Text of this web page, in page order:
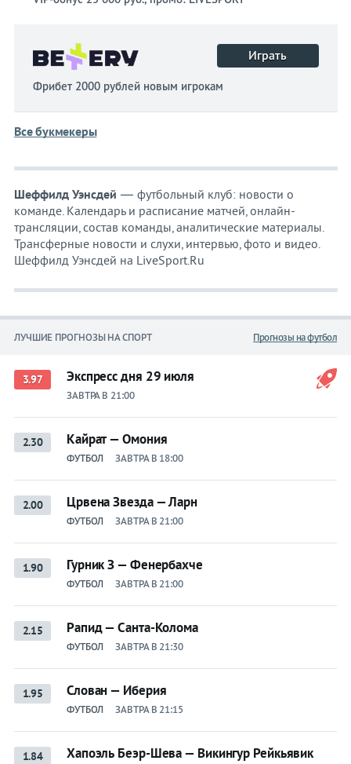
Играть
Фрибет 2000 рублей новым игрокам
Все букмекеры
Шеффилд Уэнсдей — футбольный клуб: новости о
команде. Календарь и расписание матчей, онлайн-
трансляции, состав команды, аналитические материалы.
Трансферные новости и слухи, интервью, фото и видео.
Шеффилд Уэнсдей на LiveSport.Ru
ЛУЧШИЕ ПРОГНОЗЫ НА СПОРТ Прогнозы на футбол
3.97 Экспресс дня 29 июля
ЗАВТРА В 21:00
2.30 Кайрат — Омония
ФУТБОЛ ЗАВТРА В 18:00
2.00 Црвена Звезда — Ларн
ФУТБОЛ ЗАВТРА В 21:00
1.90 Гурник З — Фенербахче
ФУТБОЛ ЗАВТРА В 21:00
2.15 Рапид — Санта-Колома
ФУТБОЛ ЗАВТРА В 21:30
1.95 Слован — Иберия
ФУТБОЛ ЗАВТРА В 21:15
1.84 Хапоэль Беэр-Шева — Викингур Рейкьявик